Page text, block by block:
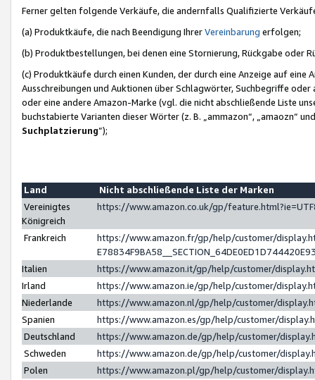
Ferner gelten folgende Verkäufe, die andernfalls Qualifizierte
(a) Produktkäufe, die nach Beendigung IhrerVereinbarung erfolgen;
(b) Produktbestellungen, bei denen eine Stornierung, Rückgabe oder
(c) Produktkäufe durch einen Kunden, der durch eine Anzeige auf
Ausschreibungen und Auktionen über Schlagwörter, Suchbegriffe
oder eine andere Amazon-Marke (vgl. die nicht abschließende Liste
buchstabierte Varianten dieser Wörter (z. B. „ammazon“, „amaozn“
Suchplatzierung”);
Land
Nicht abschließende Liste der Marken
Vereinigtes
Königreich
https://www.amazon.co.uk/gp/
Frankreich
https://www.amazon.fr/gp/help/customer/
Italien
https://www.amazon.it/gp/help/customer/
Irland
https://www.amazon.ie/gp/help/customer/
Niederlande
https://www.amazon.nl/gp/help/customer/
Spanien
https://www.amazon.es/gp/help/customer/
Deutschland
https://www.amazon.de/gp/help/customer/
Schweden
https://www.amazon.de/gp/help/customer/
Polen
https://www.amazon.pl/gp/help/customer/